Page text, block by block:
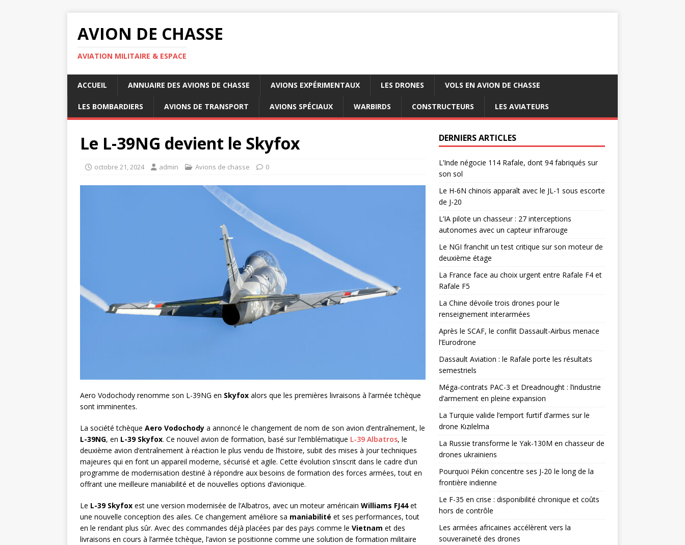
AVION DE CHASSE
AVIATION MILITAIRE & ESPACE
ACCUEIL ANNUAIRE DES AVIONS DE CHASSE AVIONS EXPÉRIMENTAUX LES DRONES VOLS EN AVION DE CHASSE
LES BOMBARDIERS AVIONS DE TRANSPORT AVIONS SPÉCIAUX WARBIRDS CONSTRUCTEURS LES AVIATEURS
Le L-39NG devient le Skyfox
octobre 21, 2024 admin Avions de chasse 0
Aero Vodochody renomme son L-39NG en Skyfox alors que les premières livraisons à l’armée tchèque
sont imminentes.
La société tchèque Aero Vodochody a annoncé le changement de nom de son avion d’entraînement, le
L-39NG, en L-39 Skyfox. Ce nouvel avion de formation, basé sur l’emblématique L-39 Albatros, le
deuxième avion d’entraînement à réaction le plus vendu de l’histoire, subit des mises à jour techniques
majeures qui en font un appareil moderne, sécurisé et agile. Cette évolution s’inscrit dans le cadre d’un
programme de modernisation destiné à répondre aux besoins de formation des forces armées, tout en
offrant une meilleure maniabilité et de nouvelles options d’avionique.
Le L-39 Skyfox est une version modernisée de l’Albatros, avec un moteur américain Williams FJ44et
une nouvelle conception des ailes. Ce changement améliore sa maniabilité et ses performances, tout
en le rendant plus sûr. Avec des commandes déjà placées par des pays comme le Vietnam et des
livraisons en cours à l’armée tchèque, l’avion se positionne comme une solution de formation militaire
DERNIERS ARTICLES
L’Inde négocie 114 Rafale, dont 94 fabriqués sur
son sol
Le H-6N chinois apparaît avec le JL-1 sous escorte
de J-20
L’IA pilote un chasseur : 27 interceptions
autonomes avec un capteur infrarouge
Le NGI franchit un test critique sur son moteur de
deuxième étage
La France face au choix urgent entre Rafale F4 et
Rafale F5
La Chine dévoile trois drones pour le
renseignement interarmées
Après le SCAF, le conflit Dassault-Airbus menace
l’Eurodrone
Dassault Aviation : le Rafale porte les résultats
semestriels
Méga-contrats PAC-3 et Dreadnought : l’industrie
d’armement en pleine expansion
La Turquie valide l’emport furtif d’armes sur le
drone Kızılelma
La Russie transforme le Yak-130M en chasseur de
drones ukrainiens
Pourquoi Pékin concentre ses J-20 le long de la
frontière indienne
Le F-35 en crise : disponibilité chronique et coûts
hors de contrôle
Les armées africaines accélèrent vers la
souveraineté des drones